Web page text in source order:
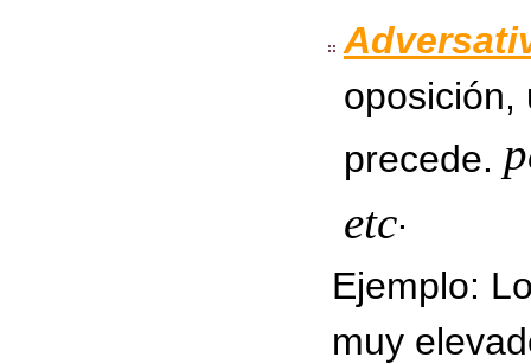
oposición,
precede.
etc.
Ejemplo:
muy